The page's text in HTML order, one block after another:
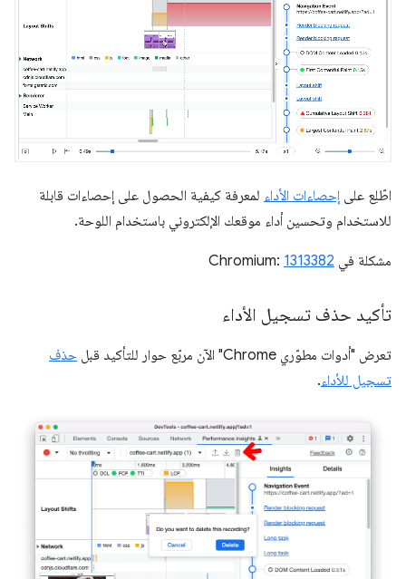
اطّلِع على إحصاءات الأداء لمعرفة كيفية الحصول على إحصاءات قابلة
للاستخدام وتحسين أداء موقعك الإلكتروني باستخدام اللوحة.
مشكلة في Chromium: 1313382
تأكيد حذف تسجيل الأداء
تعرض "أدوات مطوّري Chrome" الآن مربّع حوار للتأكيد قبل
حذف
تسجيل للأداء.